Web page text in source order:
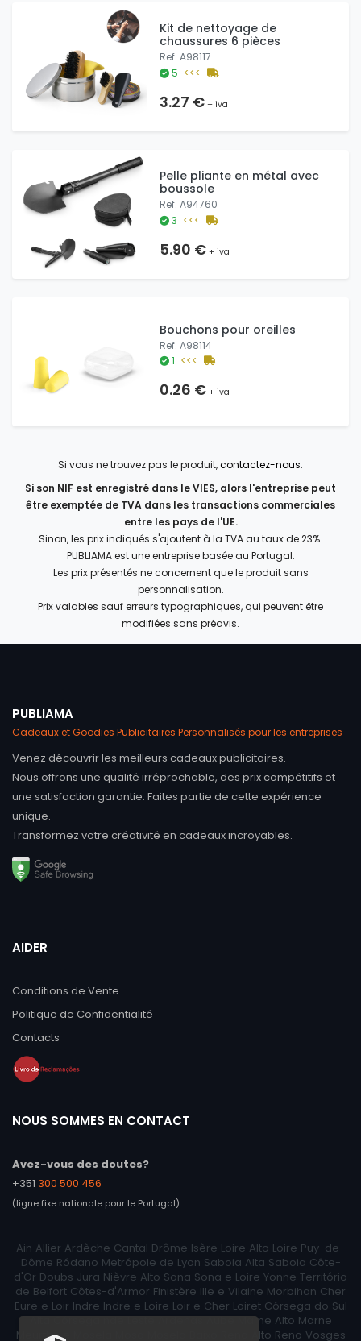
Kit de nettoyage de
chaussures 6 pièces
Ref. A98117
5 <<<
3.27 €+ iva
Pelle pliante en métal avec
boussole
Ref. A94760
3 <<<
5.90 €+ iva
Bouchons pour oreilles
Ref. A98114
1 <<<
0.26 €+ iva
Si vous ne trouvez pas le produit,contactez-nous.
Si son NIF est enregistré dans le VIES, alors l'entreprise peut
être exemptée de TVA dans les transactions commerciales
entre les pays de l'UE.
Sinon, les prix indiqués s'ajoutent à la TVA au taux de 23%.
PUBLIAMA est une entreprise basée au Portugal.
Les prix présentés ne concernent que le produit sans
personnalisation.
Prix valables sauf erreurs typographiques, qui peuvent être
modifiées sans préavis.
PUBLIAMA
Cadeaux et Goodies Publicitaires Personnalisés pour les entreprises
Venez découvrir les meilleurs cadeaux publicitaires.
Nous offrons une qualité irréprochable, des prix compétitifs et
une satisfaction garantie. Faites partie de cette expérience
unique.
Transformez votre créativité en cadeaux incroyables.
AIDER
Conditions de Vente
Politique de Confidentialité
Contacts
NOUS SOMMES EN CONTACT
Avez-vous des doutes?
+351 300 500 456
(ligne fixe nationale pour le Portugal)
Ain Allier Ardèche Cantal Drôme Isère Loire Alto Loire Puy-de-
Dôme Ródano Metrópole de Lyon Saboia Alta Saboia Côte-
d'Or Doubs Jura Nièvre Alto Sona Sona e Loire Yonne Território
de Belfort Côtes-d'Armor Finistère Ille e Vilaine Morbihan Cher
Eure e Loir Indre Indre e Loire Loir e Cher Loiret Córsega do Sul
Alta Córsega nde Leste Ardenas Aube Marne Alto Marne
Meurthe e Mosela Mosa Mosela Baixo Reno Alto Reno Vosges